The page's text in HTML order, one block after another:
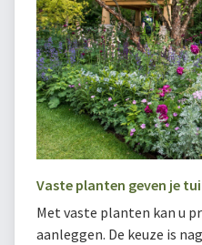
Vaste planten geven je
Met vaste planten kan u
aanleggen. De keuze is